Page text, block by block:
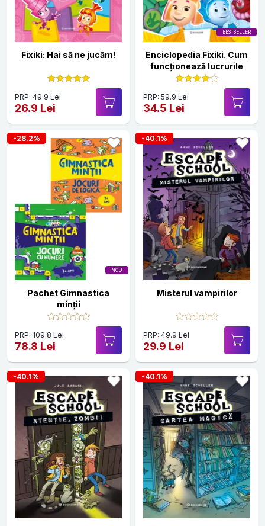
Fixiki: Hai să ne jucăm!
PRP: 49.9 Lei
26.9 Lei
BESTSELLER
Enciclopedia Fixiki. Cum
funcționează lucrurile
PRP: 59.9 Lei
34.5 Lei
NOU
-28.2%
Pachet Gimnastica
minții
PRP: 109.8 Lei
78.8 Lei
-40.1%
Misterul vampirilor
PRP: 49.9 Lei
29.9 Lei
-40.1% -40.1%